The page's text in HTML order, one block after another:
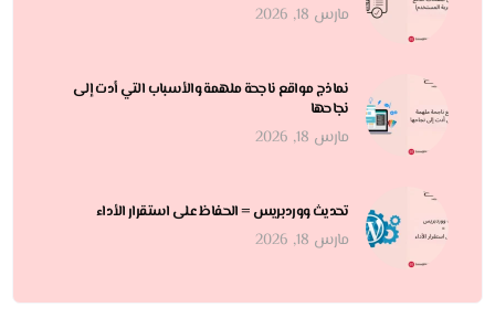
مارس 18, 2026
نماذج مواقع ناجحة ملهمة والأسباب التي أدت إلى
نجاحها
مارس 18, 2026
تحديث ووردبريس = الحفاظ على استقرار الأداء
مارس 18, 2026